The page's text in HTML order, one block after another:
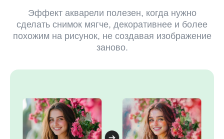
Эффект акварели полезен, когда нужно
сделать снимок мягче, декоративнее и более
похожим на рисунок, не создавая изображение
заново.